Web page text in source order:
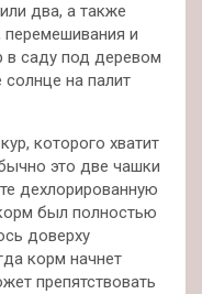
два, а также
и
в саду под деревом
на палит
которого хватит
это две чашки
дехлорированную
был полностью
доверху
корм начнет
препятствовать